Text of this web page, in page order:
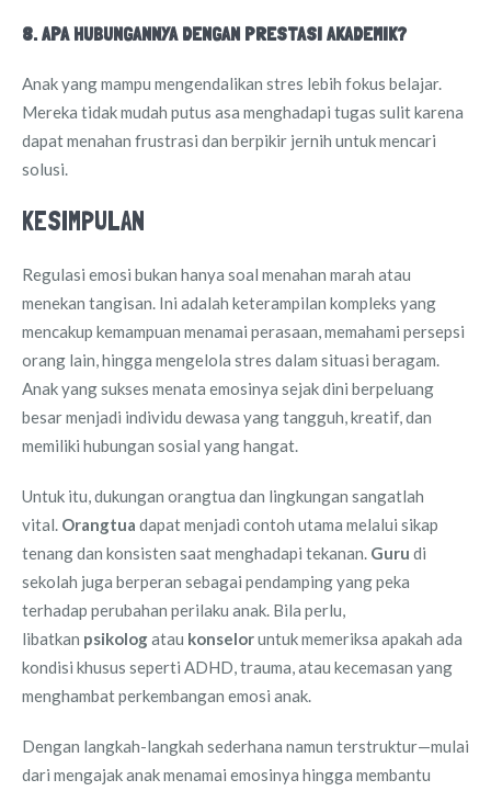
8. APA HUBUNGANNYA DENGAN PRESTASI AKADEMIK?
Anak yang mampu mengendalikan stres lebih fokus belajar.
Mereka tidak mudah putus asa menghadapi tugas sulit karena
dapat menahan frustrasi dan berpikir jernih untuk mencari
solusi.
KESIMPULAN
Regulasi emosi bukan hanya soal menahan marah atau
menekan tangisan. Ini adalah keterampilan kompleks yang
mencakup kemampuan menamai perasaan, memahami persepsi
orang lain, hingga mengelola stres dalam situasi beragam.
Anak yang sukses menata emosinya sejak dini berpeluang
besar menjadi individu dewasa yang tangguh, kreatif, dan
memiliki hubungan sosial yang hangat.
Untuk itu, dukungan orangtua dan lingkungan sangatlah
vital. Orangtua dapat menjadi contoh utama melalui sikap
tenang dan konsisten saat menghadapi tekanan. Guru di
sekolah juga berperan sebagai pendamping yang peka
terhadap perubahan perilaku anak. Bila perlu,
libatkan psikologatau konseloruntuk memeriksa apakah ada
kondisi khusus seperti ADHD, trauma, atau kecemasan yang
menghambat perkembangan emosi anak.
Dengan langkah-langkah sederhana namun terstruktur—mulai
dari mengajak anak menamai emosinya hingga membantu